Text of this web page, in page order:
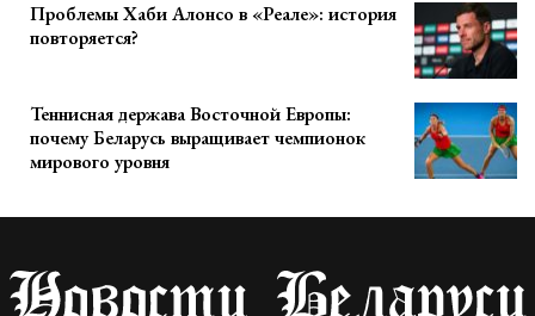
Проблемы Хаби Алонсо в «Реале»: история
повторяется?
Теннисная держава Восточной Европы:
почему Беларусь выращивает чемпионок
мирового уровня